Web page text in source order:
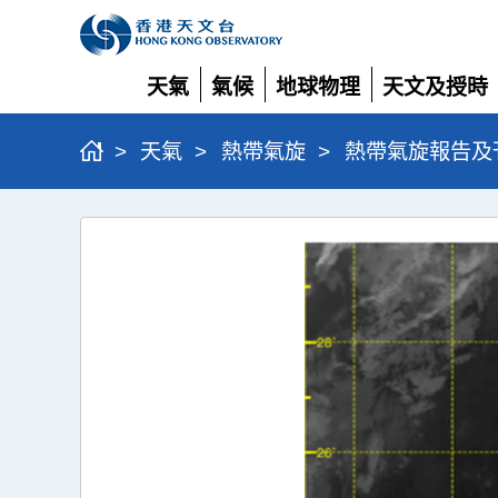
天氣
展
開
氣候
展
開
地球物理
展
開
天文及授時
展
開
> 天氣 > 熱帶氣旋 > 熱帶氣旋報告及
颱